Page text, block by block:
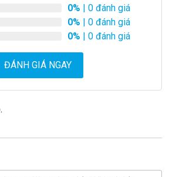
0% | 0 đánh giá
0% | 0 đánh giá
0% | 0 đánh giá
ĐÁNH GIÁ NGAY